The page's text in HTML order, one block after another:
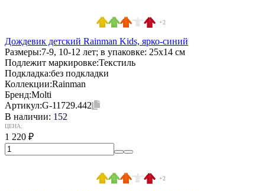
+2
Дождевик детский Rainman Kids, ярко-синий
Размеры:7-9, 10-12 лет; в упаковке: 25x14 см
Подлежит маркировке:Текстиль
Подкладка:без подкладки
Коллекции:Rainman
Бренд:Molti
Артикул:G-11729.442
В наличии: 152
ЦЕНА:
1 220 ₽
+2